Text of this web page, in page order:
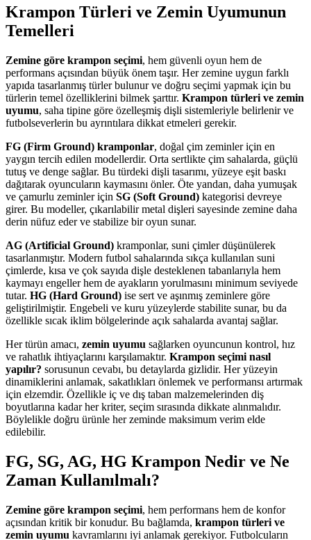
Krampon Türleri ve Zemin Uyumunun
Temelleri
Zemine göre krampon seçimi, hem güvenli oyun hem de
performans açısından büyük önem taşır. Her zemine uygun farklı
yapıda tasarlanmış türler bulunur ve doğru seçimi yapmak için bu
türlerin temel özelliklerini bilmek şarttır. Krampon türleri ve zemin
uyumu, saha tipine göre özelleşmiş dişli sistemleriyle belirlenir ve
futbolseverlerin bu ayrıntılara dikkat etmeleri gerekir.
FG (Firm Ground) kramponlar, doğal çim zeminler için en
yaygın tercih edilen modellerdir. Orta sertlikte çim sahalarda, güçlü
tutuş ve denge sağlar. Bu türdeki dişli tasarımı, yüzeye eşit baskı
dağıtarak oyuncuların kaymasını önler. Öte yandan, daha yumuşak
ve çamurlu zeminler için SG (Soft Ground) kategorisi devreye
girer. Bu modeller, çıkarılabilir metal dişleri sayesinde zemine daha
derin nüfuz eder ve stabilize bir oyun sunar.
AG (Artificial Ground) kramponlar, suni çimler düşünülerek
tasarlanmıştır. Modern futbol sahalarında sıkça kullanılan suni
çimlerde, kısa ve çok sayıda dişle desteklenen tabanlarıyla hem
kaymayı engeller hem de ayakların yorulmasını minimum seviyede
tutar. HG (Hard Ground) ise sert ve aşınmış zeminlere göre
geliştirilmiştir. Engebeli ve kuru yüzeylerde stabilite sunar, bu da
özellikle sıcak iklim bölgelerinde açık sahalarda avantaj sağlar.
Her türün amacı, zemin uyumu sağlarken oyuncunun kontrol, hız
ve rahatlık ihtiyaçlarını karşılamaktır. Krampon seçimi nasıl
yapılır? sorusunun cevabı, bu detaylarda gizlidir. Her yüzeyin
dinamiklerini anlamak, sakatlıkları önlemek ve performansı artırmak
için elzemdir. Özellikle iç ve dış taban malzemelerinden diş
boyutlarına kadar her kriter, seçim sırasında dikkate alınmalıdır.
Böylelikle doğru ürünle her zeminde maksimum verim elde
edilebilir.
FG, SG, AG, HG Krampon Nedir ve Ne
Zaman Kullanılmalı?
Zemine göre krampon seçimi, hem performans hem de konfor
açısından kritik bir konudur. Bu bağlamda, krampon türleri ve
zemin uyumu kavramlarını iyi anlamak gerekiyor. Futbolcuların